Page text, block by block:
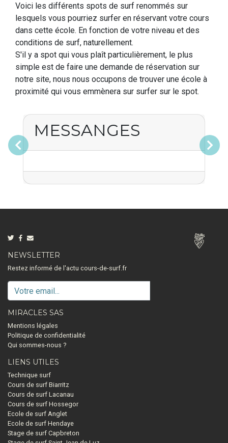
Voici les différents spots de surf renommés sur
lesquels vous pourriez surfer en réservant votre cours
dans cette école. En fonction de votre niveau et des
conditions de surf, naturellement.
S'il y a spot qui vous plaît particulièrement, le plus
simple est de faire une demande de réservation sur
notre site, nous nous occupons de trouver une école à
proximité qui vous emmènera sur surfer sur le spot.
MESSANGES
Précédent Suivant
NEWSLETTER
Restez informé de l'actu cours-de-surf.fr
MIRACLES SAS
Mentions légales
Politique de confidentialité
Qui sommes-nous ?
LIENS UTILES
Technique surf
Cours de surf Biarritz
Cours de surf Lacanau
Cours de surf Hossegor
Ecole de surf Anglet
Ecole de surf Hendaye
Stage de surf Capbreton